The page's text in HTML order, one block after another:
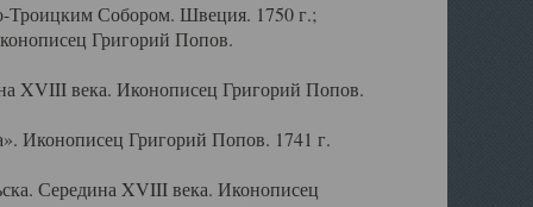
Собором. Швеция. 1750 г.;
Григорий Попов.
XVIII века. Иконописец Григорий Попов.
Иконописец Григорий Попов. 1741 г.
Середина XVIII века. Иконописец